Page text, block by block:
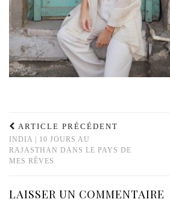
ARTICLE PRÉCÉDENT
INDIA | 10 JOURS AU
RAJASTHAN DANS LE PAYS DE
MES RÊVES
LAISSER UN COMMENTAIRE